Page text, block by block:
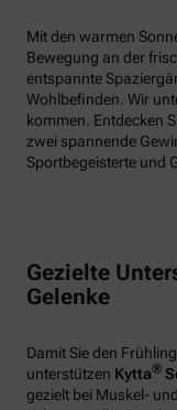
Mit den warmen
Bewegung an der
entspannte
Wohlbefinden. Wir
kommen. Entdecken
zwei spannende
Sportbegeisterte und
Gezielte
Gelenke
Damit Sie den
unterstützen Kytta®
gezielt bei Muskel-